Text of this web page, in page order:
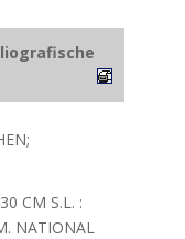
CM S.L. :
NATIONAL